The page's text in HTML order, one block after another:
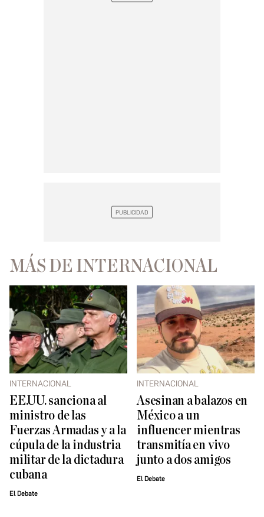
MÁS DE INTERNACIONAL
INTERNACIONAL
EE.UU. sanciona al
ministro de las
Fuerzas Armadas y a la
cúpula de la industria
militar de la dictadura
cubana
El Debate
INTERNACIONAL
Asesinan a balazos en
México a un
influencer mientras
transmitía en vivo
junto a dos amigos
El Debate